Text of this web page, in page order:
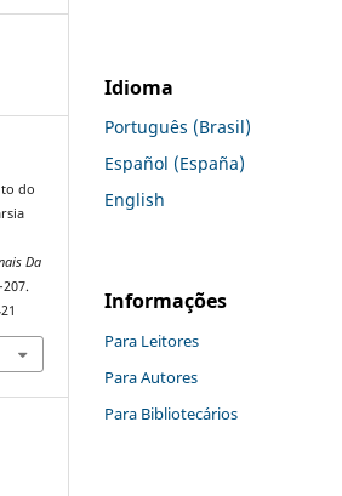
do
Da
Idioma
Português (Brasil)
Español (España)
English
Informações
Para Leitores
Para Autores
Para Bibliotecários